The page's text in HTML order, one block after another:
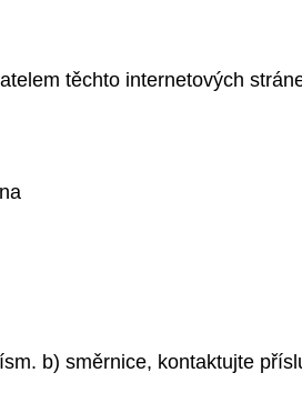
těchto internetových
b) směrnice, kontaktujte